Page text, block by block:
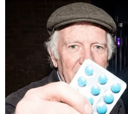
This site uses cookies to store data. By
to the use of these